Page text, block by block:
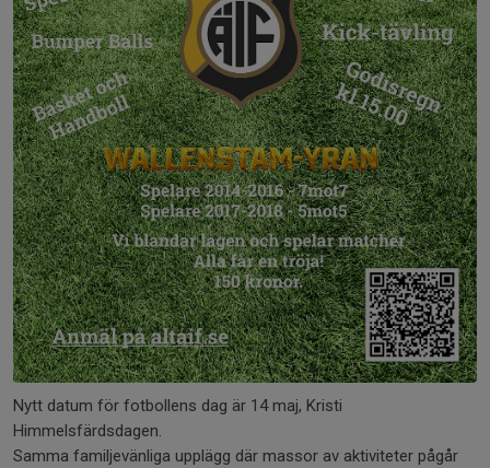
Nytt datum för fotbollens dag är 14 maj, Kristi
Himmelsfärdsdagen.
Samma familjevänliga upplägg där massor av aktiviteter pågår